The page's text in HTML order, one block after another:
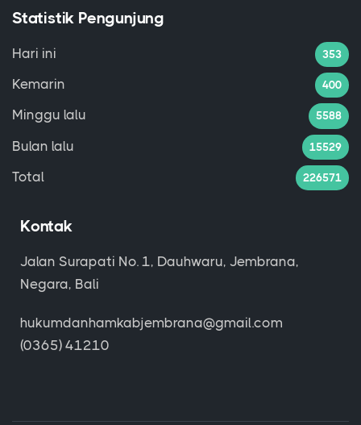
Statistik Pengunjung
Hari ini 353
Kemarin 400
Minggu lalu 5588
Bulan lalu 15529
Total 226571
Kontak
Jalan Surapati No. 1, Dauhwaru, Jembrana,
Negara, Bali
hukumdanhamkabjembrana@gmail.com
(0365) 41210